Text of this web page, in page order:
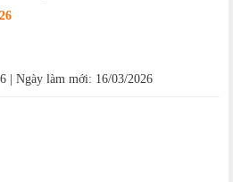
Ngày làm mới: 16/03/2026